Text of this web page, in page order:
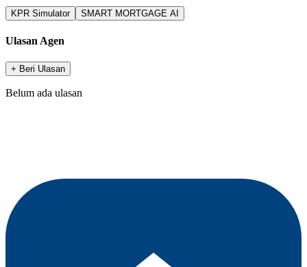
KPR Simulator SMART MORTGAGE AI
Ulasan Agen
+ Beri Ulasan
Belum ada ulasan